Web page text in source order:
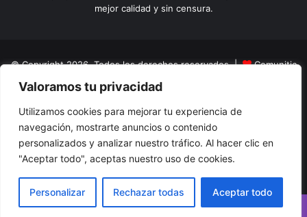
Valoramos tu privacidad
Utilizamos cookies para mejorar tu experiencia de
navegación, mostrarte anuncios o contenido
personalizados y analizar nuestro tráfico. Al hacer clic en
"Aceptar todo", aceptas nuestro uso de cookies.
Personalizar Rechazar todas Aceptar todo
mejor calidad y sin censura.
© Copyright 2026, Todos los derechos reservados |
Comunitic
SAS BICNit 901228106
Home
Actualidad Variedades Opinion Turismo
El Tinteadero
Caricaturas Reportajes
FacebookYouTubeInstagram